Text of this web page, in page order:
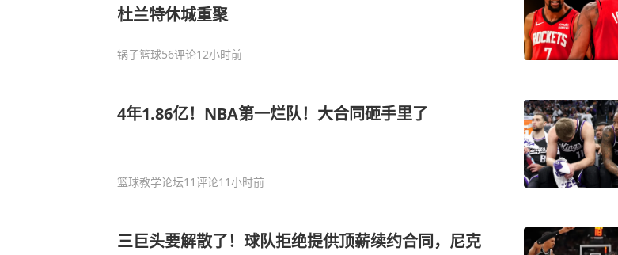
杜兰特休城重聚
锅子篮球56评论12小时前
4年1.86亿！NBA第一烂队！大合同砸手里了
篮球教学论坛11评论11小时前
三巨头要解散了！球队拒绝提供顶薪续约合同，尼克